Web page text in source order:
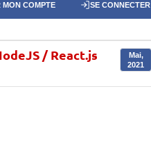
MON COMPTE SE CONNECTER
/ React.js
Mai,
2021